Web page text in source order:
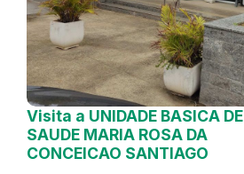
Visita a UNIDADE BASICA DE
SAUDE MARIA ROSA DA
CONCEICAO SANTIAGO